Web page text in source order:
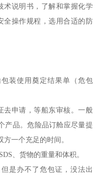
术说明书，了解和掌握化学
全操作规程，选用合适的防
装使用奠定结果单（危包
申请，等船东审核。一般
产品。危险品订舱应尽量提
一个充足的时间。
、货物的重量和体积。
是办不了危包证，没法出